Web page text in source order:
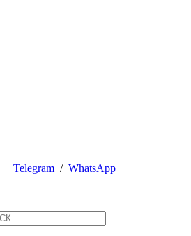
Telegram / WhatsApp